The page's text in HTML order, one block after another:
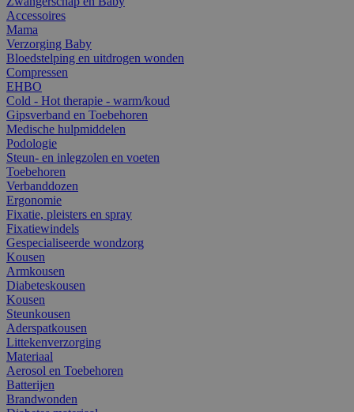
Accessoires
Mama
Verzorging Baby
Bloedstelping en uitdrogen wonden
Compressen
EHBO
Cold - Hot therapie - warm/koud
Gipsverband en Toebehoren
Medische hulpmiddelen
Podologie
Steun- en inlegzolen en voeten
Toebehoren
Verbanddozen
Ergonomie
Fixatie, pleisters en spray
Fixatiewindels
Gespecialiseerde wondzorg
Kousen
Armkousen
Diabeteskousen
Kousen
Steunkousen
Aderspatkousen
Littekenverzorging
Materiaal
Aerosol en Toebehoren
Batterijen
Brandwonden